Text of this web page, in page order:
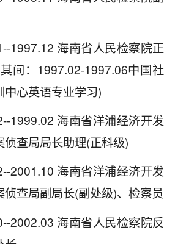
海南省人民检察院正
间：1997.02-1997.06中国社
心英语专业学习)
海南省洋浦经济开发
查局局长助理(正科级)
海南省洋浦经济开发
查局副局长(副处级)、检察员
海南省人民检察院反